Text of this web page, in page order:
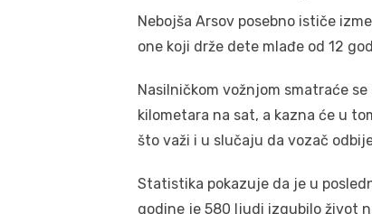
Nebojša Arsov posebno ističe
one koji drže dete mlađe od 12
Nasilničkom vožnjom smatraće
kilometara na sat, a kazna će u
što važi i u slučaju da vozač
Statistika pokazuje da je u
godine je 580 ljudi izgubilo život